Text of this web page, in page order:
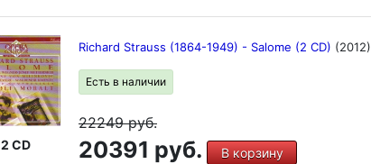
2 CD
Richard Strauss (1864-1949) - Salome (2 CD) (2012)
Есть в наличии
22249руб.
20391 руб. В корзину